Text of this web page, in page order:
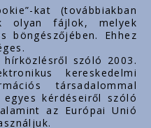
kat (továbbiakban
olyan fájlok, melyek
böngészőjében. Ehhez
szóló 2003.
kereskedelmi
társadalommal
kérdéseiről szóló
az Európai Unió